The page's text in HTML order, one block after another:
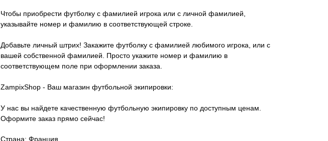
Чтобы приобрести футболку с фамилией игрока или с личной фамилией,
указывайте номер и фамилию в соответствующей строке.
Добавьте личный штрих! Закажите футболку с фамилией любимого игрока, или с
вашей собственной фамилией. Просто укажите номер и фамилию в
соответствующем поле при оформлении заказа.
ZampixShop - Ваш магазин футбольной экипировки:
У нас вы найдете качественную футбольную экипировку по доступным ценам.
Оформите заказ прямо сейчас!
Страна: Франция